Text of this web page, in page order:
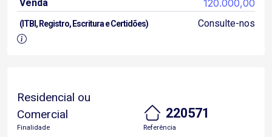
Venda 120.000,00
(ITBI, Registro, Escritura e Certidões) Consulte-nos
Residencial ou
Comercial
Finalidade
220571
Referência